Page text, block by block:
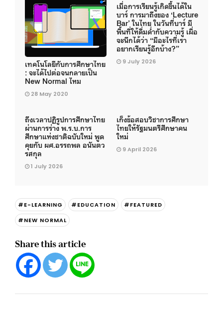
เทคโนโลยีกับการศึกษาไทย
: จะได้ไปต่อจนกลายเป็น
New Normal ไหม
28 May 2020
เมื่อการเรียนรู้เกิดขึ้นได้ใน
บาร์ การมาถึงของ ‘Lecture
Bar’ ในไทย ในวันที่บาร์ มี
พื้นที่ให้ดื่มด่ำกับความรู้ เผื่อ
จะนึกได้ว่า “มีอะไรที่เรา
อยากเรียนรู้อีกบ้าง?”
9 July 2026
ถึงเวลาปฏิรูปการศึกษาไทย
ผ่านการร่าง พ.ร.บ.การ
ศึกษาแห่งชาติฉบับใหม่ พูด
คุยกับ ผศ.อรรถพล อนันตว
รสกุล
1 July 2026
เก็งข้อสอบวิชาการศึกษา
ไทยให้รัฐมนตรีศึกษาคน
ใหม่
9 April 2026
#E-LEARNING #EDUCATION
#FEATURED
#NEW NORMAL
Share this article